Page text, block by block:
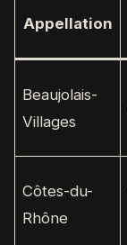
Appellation
Beaujolais-
Villages
Côtes-du-
Rhône